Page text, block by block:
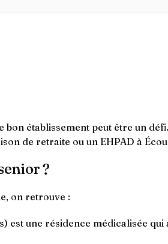
établissement peut être un
de retraite ou un EHPAD à
?
on retrouve :
une résidence médicalisée